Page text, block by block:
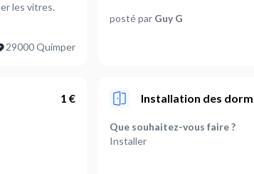
les vitres.
29000 Quimper
posté par Guy G
1 € Installation des
Que souhaitez-vous faire ?
Installer